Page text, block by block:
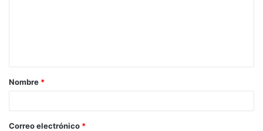
a
r
Nombre *
Correo electrónico *